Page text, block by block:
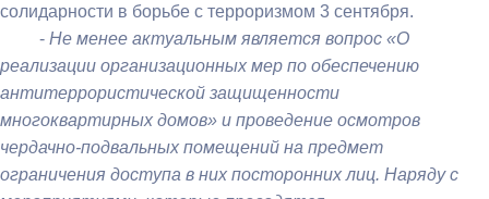
солидарности в борьбе с терроризмом 3 сентября.
​ - Не менее актуальным является вопрос «О
реализации организационных мер по обеспечению
антитеррористической защищенности
многоквартирных домов» и проведение осмотров
чердачно-подвальных помещений на предмет
ограничения доступа в них посторонних лиц. Наряду с